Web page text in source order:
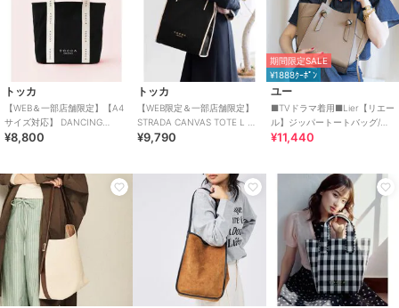
トッカ
【WEB＆一部店舗限定】【A4
サイズ対応】 DANCING
TOCCA CANVASTOTE キャン
¥8,800
トッカ
【WEB限定＆一部店舗限定】
STRADA CANVAS TOTE L ト
ートバッグ L
¥9,790
期間限定SALE
¥1888ｸｰﾎﾟﾝ
ユー
■TVドラマ着用■Lier【リエー
ル】ジッパートートバッグ/シ
ョルダー付き
¥11,440